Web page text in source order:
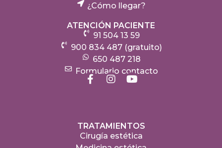
¿Cómo llegar?
ATENCIÓN PACIENTE
91 504 13 59
900 834 487 (gratuito)
650 487 218
Formulario contacto
TRATAMIENTOS
Cirugía estética